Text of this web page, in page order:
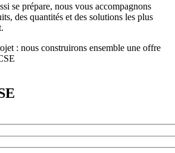
se prépare, nous vous accompagnons
des quantités et des solutions les plus
: nous construirons ensemble une offre